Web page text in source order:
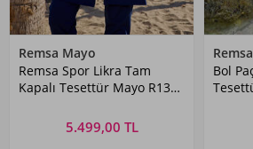
Remsa Mayo
Remsa Spor Likra Tam
Kapalı Tesettür Mayo R130
5.499,00 TL
Bol